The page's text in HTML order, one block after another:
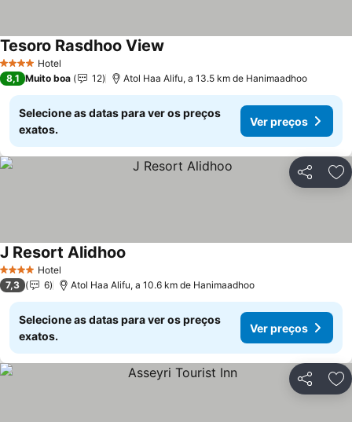
4 EstrelasHotel
Tesoro Rasdhoo View
8,1 Muito boa 12 Atol Haa Alifu, a 13.5 km de Hanimaadhoo
Selecione as datas para ver os preços
exatos.
Ver preços
Partilhar
4 EstrelasHotel
J Resort Alidhoo
7,3 6 Atol Haa Alifu, a 10.6 km de Hanimaadhoo
Selecione as datas para ver os preços
exatos.
Ver preços
Partilhar